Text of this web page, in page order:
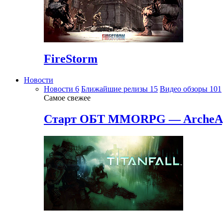
FireStorm
Новости
Новости 6 Ближайшие релизы 15 Видео обзоры 101
Самое свежее
Старт ОБТ MMORPG —